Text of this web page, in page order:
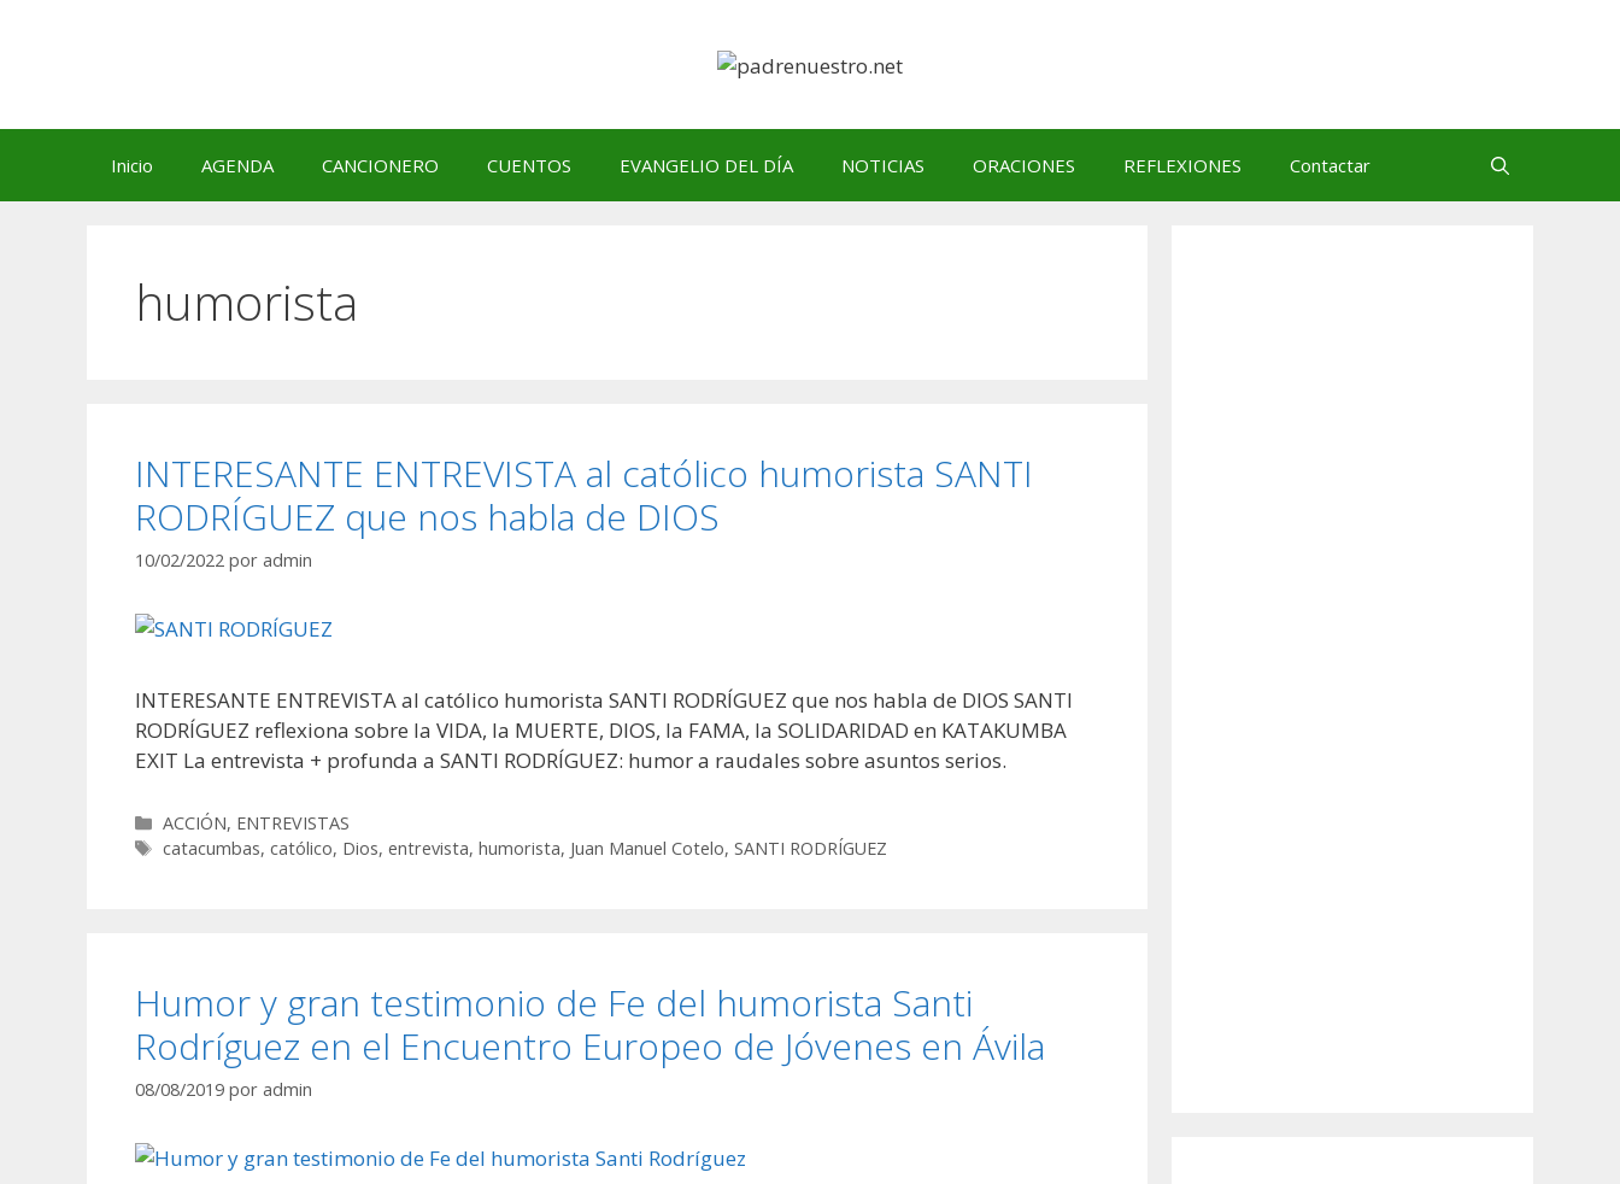
Inicio AGENDA CANCIONERO CUENTOS EVANGELIO DEL DÍA NOTICIAS ORACIONES REFLEXIONES Contactar
humorista
INTERESANTE ENTREVISTA al católico humorista SANTI
RODRÍGUEZ que nos habla de DIOS
10/02/2022 por admin
INTERESANTE ENTREVISTA al católico humorista SANTI RODRÍGUEZ que nos habla de DIOS SANTI
RODRÍGUEZ reflexiona sobre la VIDA, la MUERTE, DIOS, la FAMA, la SOLIDARIDAD en KATAKUMBA
EXIT La entrevista + profunda a SANTI RODRÍGUEZ: humor a raudales sobre asuntos serios.
Categorías
ACCIÓN, ENTREVISTAS
Etiquetas
catacumbas,católico, Dios,entrevista,humorista, Juan Manuel Cotelo,SANTI RODRÍGUEZ
Humor y gran testimonio de Fe del humorista Santi
Rodríguez en el Encuentro Europeo de Jóvenes en Ávila
08/08/2019 por admin